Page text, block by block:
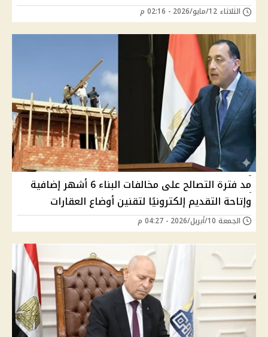
الثلاثاء 12/مايو/2026 - 02:16 م
مد فترة التصالح على مخالفات البناء 6 أشهر إضافية
وإتاحة التقديم إلكترونيًا لتقنين أوضاع العقارات
الجمعة 10/أبريل/2026 - 04:27 م